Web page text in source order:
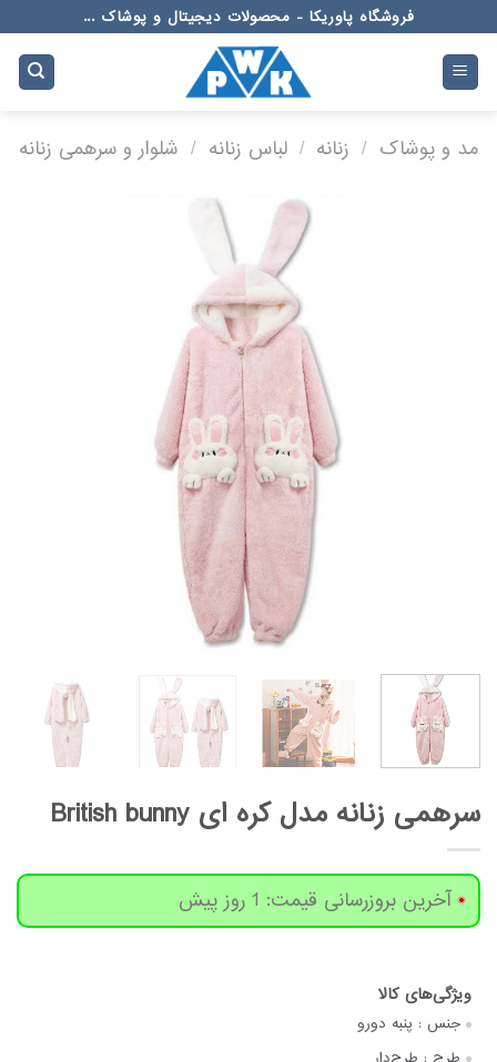
to
content
فروشگاه پاوریکا - محصولات دیجیتال و پوشاک ...
مد و پوشاک / زنانه / لباس زنانه / شلوار و سرهمی زنانه
سرهمی زنانه مدل کره ای British bunny
آخرین بروزرسانی قیمت: 1 روز پیش
جنس : پنبه دورو